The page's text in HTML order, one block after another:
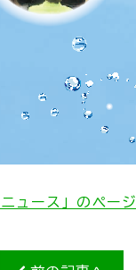
ニュース」のページ